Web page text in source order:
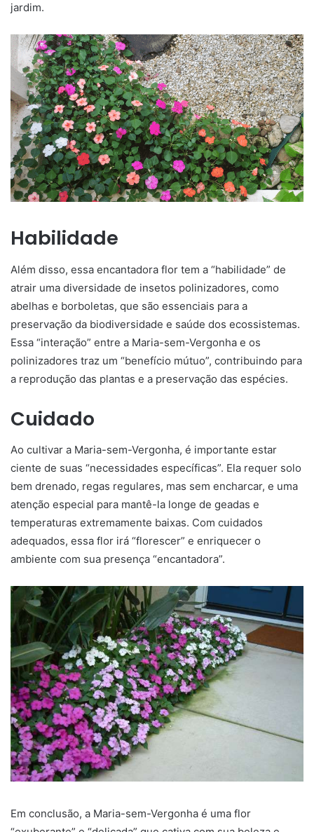
jardim.
Habilidade
Além disso, essa encantadora flor tem a “habilidade” de
atrair uma diversidade de insetos polinizadores, como
abelhas e borboletas, que são essenciais para a
preservação da biodiversidade e saúde dos ecossistemas.
Essa “interação” entre a Maria-sem-Vergonha e os
polinizadores traz um “benefício mútuo”, contribuindo para
a reprodução das plantas e a preservação das espécies.
Cuidado
Ao cultivar a Maria-sem-Vergonha, é importante estar
ciente de suas “necessidades específicas”. Ela requer solo
bem drenado, regas regulares, mas sem encharcar, e uma
atenção especial para mantê-la longe de geadas e
temperaturas extremamente baixas. Com cuidados
adequados, essa flor irá “florescer” e enriquecer o
ambiente com sua presença “encantadora”.
Em conclusão, a Maria-sem-Vergonha é uma flor